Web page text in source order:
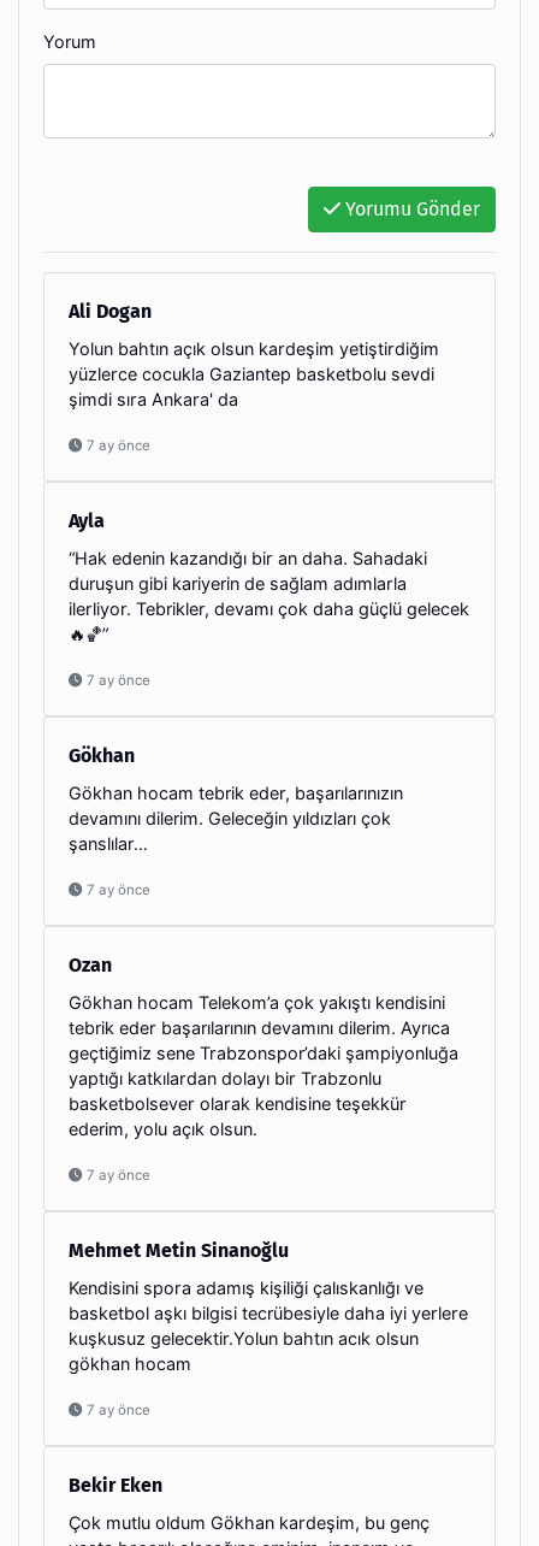
Yorum
Yorumu Gönder
Ali Dogan
Yolun bahtın açık olsun kardeşim yetiştirdiğim
yüzlerce cocukla Gaziantep basketbolu sevdi
şimdi sıra Ankara' da
7 ay önce
Ayla
“Hak edenin kazandığı bir an daha. Sahadaki
duruşun gibi kariyerin de sağlam adımlarla
ilerliyor. Tebrikler, devamı çok daha güçlü gelecek
🔥🏀”
7 ay önce
Gökhan
Gökhan hocam tebrik eder, başarılarınızın
devamını dilerim. Geleceğin yıldızları çok
şanslılar…
7 ay önce
Ozan
Gökhan hocam Telekom’a çok yakıştı kendisini
tebrik eder başarılarının devamını dilerim. Ayrıca
geçtiğimiz sene Trabzonspor’daki şampiyonluğa
yaptığı katkılardan dolayı bir Trabzonlu
basketbolsever olarak kendisine teşekkür
ederim, yolu açık olsun.
7 ay önce
Mehmet Metin Sinanoğlu
Kendisini spora adamış kişiliği çalıskanlığı ve
basketbol aşkı bilgisi tecrübesiyle daha iyi yerlere
kuşkusuz gelecektir.Yolun bahtın acık olsun
gökhan hocam
7 ay önce
Bekir Eken
Çok mutlu oldum Gökhan kardeşim, bu genç